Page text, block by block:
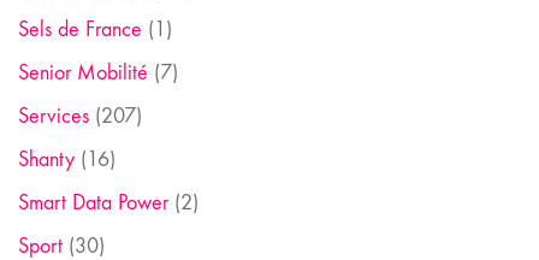
Sels de France (1)
Senior Mobilité (7)
Services (207)
Shanty (16)
Smart Data Power(2)
Sport (30)